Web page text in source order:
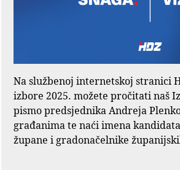
Na službenoj internetskoj stranici
izbore 2025. možete pročitati naš
pismo predsjednika Andreja
građanima te naći imena
župane i gradonačelnike